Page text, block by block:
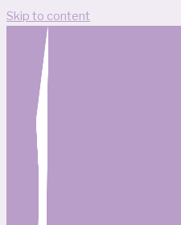
Skip to content